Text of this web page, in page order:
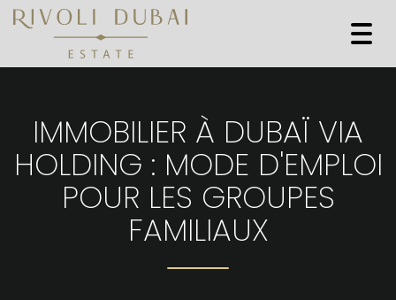
IMMOBILIER À DUBAÏ VIA
HOLDING : MODE D'EMPLOI
POUR LES GROUPES
FAMILIAUX